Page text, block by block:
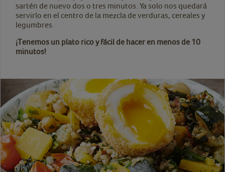
sartén de nuevo dos o tres minutos. Ya solo nos quedará
servirlo en el centro de la mezcla de verduras, cereales y
legumbres.
¡Tenemos un plato rico y fácil de hacer en menos de 10
minutos!